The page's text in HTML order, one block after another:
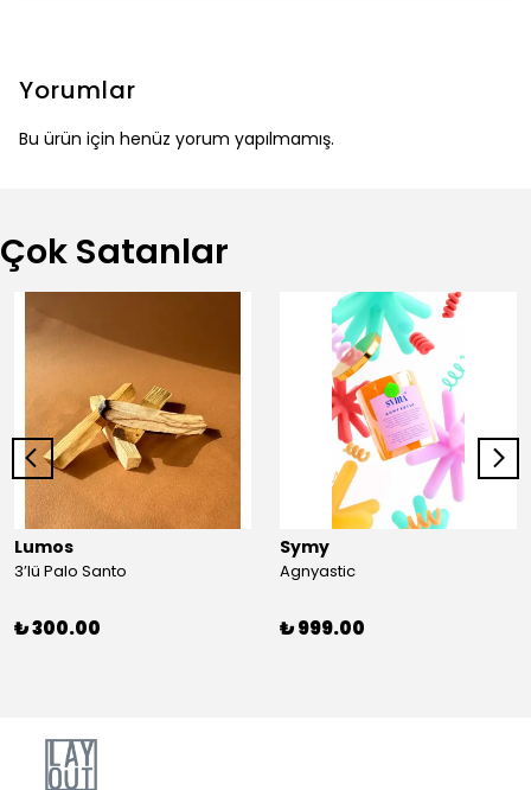
Yorumlar
Bu ürün için henüz yorum yapılmamış.
Çok Satanlar
Lumos
3’lü Palo Santo
₺ 300.00
Symy
Agnyastic
₺ 999.00